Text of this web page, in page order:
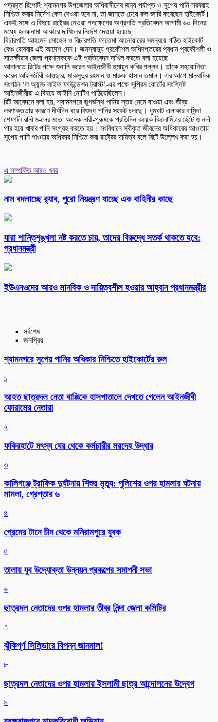
পত্রদূত রিপোর্ট: শ্যামনগর উপজেলার অধিবাসীদের জন্য পর্যাপ্ত ও সুপেয় পানি সরবরাহ
নিশ্চিত করার নির্দেশ কেন দেওয়া হবে না, তা জানতে চেয়ে রুল জারি করেছেন হাইকোর্ট।
একই সঙ্গে এ বিষয়ে রাষ্ট্রের নেওয়া পদক্ষেপের অগ্রগতি প্রতিবেদন আগামী ৬০ দিনের
মধ্যে হলফনামা আকারে দাখিলের নির্দেশ দেওয়া হয়েছে।
বিচারপতি আহমেদ সোহেল ও বিচারপতি ফাতেমা আনোয়ারের সমন্বয়ে গঠিত হাইকোর্ট
বেঞ্চ রোববার এই আদেশ দেন। জনস্বাস্থ্য প্রকৌশল অধিদপ্তরের প্রধান প্রকৌশলী ও
সাতক্ষীরার জেলা প্রশাসককে এই প্রতিবেদন দাখিল করতে বলা হয়েছে।
আদালতে রিটের পক্ষে শুনানি করেন আইনজীবী হুমায়ুন কবির পল্লব। তাঁকে সহযোগিতা
করেন আইনজীবী কাওছার, মাকসুদুর রহমান ও মারুফ হাসান তমাল। এর আগে মানবাধিক
সংগঠন ‘ল অ্যান্ড লাইফ ফাউন্ডেশন ট্রাস্ট’-এর পক্ষে সুপ্রিম কোর্টের সংশ্লিষ্ট
আইনজীবীরা এ বিষয়ে আইনি নোটিশ পাঠিয়েছিলেন।
রিট আবেদনে বলা হয়, শ্যামনগরে ভূগর্ভস্থ পানির স্তর নেমে যাওয়া এবং তীব্র
লবণাক্ততার কারণে দীর্ঘদিন ধরে বিশুদ্ধ পানির সংকট চলছে। ধুমঘাট এলাকার বাসিন্দা
শেফালি রানী ম-লের মতো অনেক নারী-পুরুষকে প্রতিদিন কয়েক কিলোমিটার হেঁটে ও নদী
পার হয়ে খাবার পানি সংগ্রহ করতে হয়। সংবিধানে স্বীকৃত জীবনের অধিকারের আওতায়
সুপেয় পানি পাওয়ার অধিকার নিশ্চিত করা রাষ্ট্রের দায়িত্ব বলে রিটে উল্লেখ করা হয়।
এ সম্পর্কিত আরও খবর
নাম বদলাচ্ছে র‌্যাব, পুরো নিয়ন্ত্রণ যাচ্ছে এক বাহিনীর কাছে
যারা শান্তিশৃঙ্খলা নষ্ট করতে চায়, তাদের বিরুদ্ধে সতর্ক থাকতে হবে:
প্রধানমন্ত্রী
ইউএনওদের আরও মানবিক ও দায়িত্বশীল হওয়ার আহ্বান প্রধানমন্ত্রীর
সর্বশেষ
জনপ্রিয়
শ্যামনগরে সুপেয় পানির অধিকার নিশ্চিতে হাইকোর্টের রুল
১
আহত ছাত্রদল নেতা বাপ্পিকে হাসপাতালে দেখতে গেলেন আইনজীবী
ফোরামের নেতারা
২
ফকিরহাটে মৎস্য ঘের থেকে কর্মচারীর মরদেহ উদ্ধার
৩
কালিগঞ্জে ট্রাফিক দুর্ঘটনায় শিশুর মৃত্যু: পুলিশের ওপর হামলার ঘটনায়
মামলা, গ্রেপ্তার ৬
৪
প্রেমের টানে চীন থেকে মনিরামপুরে যুবক
৫
তালায় যুব উদ্যোক্তা উন্নয়ন প্রকল্পের সমাপনী সভা
৬
ছাত্রদল নেতাদের ওপর হামলার তীব্র নিন্দা জেলা কমিটির
৭
ঝুঁকিপূর্ণ সিলিন্ডারে বিপন্ন জানমাল!
৮
ছাত্রদল নেতাদের ওপর হামলায় ইসলামী ছাত্র আন্দোলনের উদ্বেগ
৯